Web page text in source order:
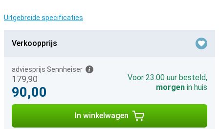
Uitgebreide specificaties
Verkoopprijs
179,90
adviesprijs Sennheiser
90,00
Voor 23:00 uur besteld,
morgen in huis
In winkelwagen